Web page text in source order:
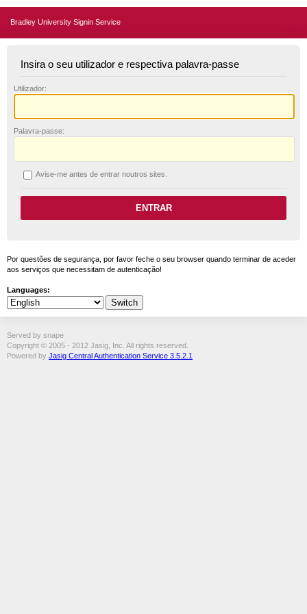
Bradley University Signin Service
Insira o seu utilizador e respectiva palavra-passe
Utilizador:
Palavra-passe:
Avise-me antes de entrar noutros sites.
Por questões de segurança, por favor feche o seu browser quando terminar de aceder
aos serviços que necessitam de autenticação!
Languages:
Served by snape
Copyright © 2005 - 2012 Jasig, Inc. All rights reserved.
Powered by Jasig Central Authentication Service 3.5.2.1